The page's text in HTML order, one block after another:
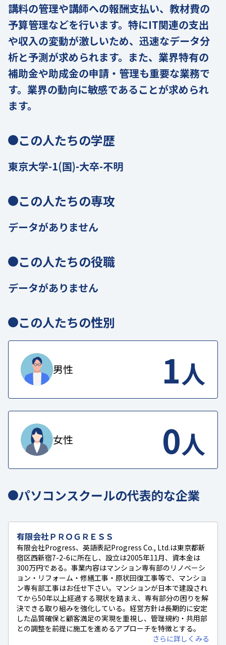
講料の管理や講師への報酬支払い、教材費の
予算管理などを行います。特にIT関連の支出
や収入の変動が激しいため、迅速なデータ分
析と予測が求められます。また、業界特有の
補助金や助成金の申請・管理も重要な業務で
す。業界の動向に敏感であることが求められ
ます。
この人たちの学歴
東京大学-1(国)-大卒-不明
この人たちの専攻
データがありません
この人たちの役職
データがありません
この人たちの性別
男性 1人
女性 0人
パソコンスクールの代表的な企業
有限会社ＰＲＯＧＲＥＳＳ
有限会社Progress、英語表記Progress Co., Ltd.は東京都新
宿区西新宿7-2-6に所在し、設立は2005年11月、資本金は
300万円である。事業内容はマンション専有部のリノベーシ
ョン・リフォーム・修繕工事・原状回復工事等で、マンショ
ン専有部工事はお任せ下さい。マンションが日本で建設され
てから50年以上経過する現状を踏まえ、専有部分の困りを解
決できる取り組みを強化している。経営方針は長期的に安定
した品質確保と顧客満足の実現を重視し、管理規約・共用部
との調整を前提に施工を進めるアプローチを特徴とする。
さらに詳しくみる